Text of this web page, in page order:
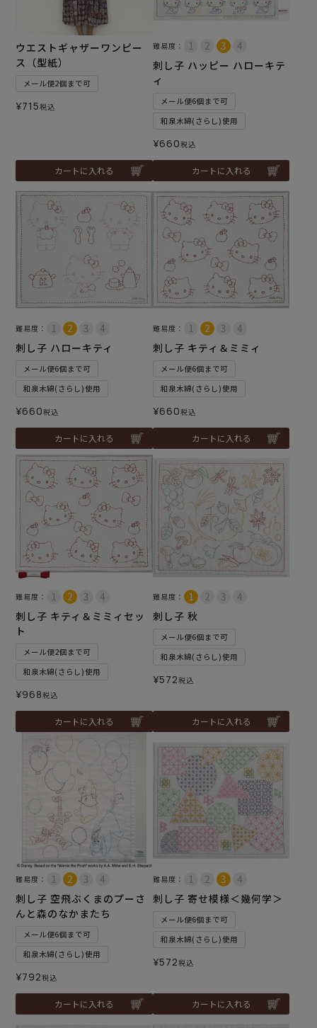
ウエストギャザーワンピー
ス（型紙）
メール便2個まで可
¥715税込
カートに入れる
難易度：
刺し子 ハッピー ハローキテ
ィ
メール便6個まで可
和泉木綿(さらし)使用
¥660税込
カートに入れる
難易度：
刺し子 ハローキティ
メール便6個まで可
和泉木綿(さらし)使用
¥660税込
カートに入れる
難易度：
刺し子 キティ＆ミミィ
メール便6個まで可
和泉木綿(さらし)使用
¥660税込
カートに入れる
難易度：
刺し子 キティ＆ミミィセッ
ト
メール便2個まで可
和泉木綿(さらし)使用
¥968税込
カートに入れる
難易度：
刺し子 秋
メール便6個まで可
和泉木綿(さらし)使用
¥572税込
カートに入れる
難易度：
刺し子 空飛ぶくまのプーさ
んと森のなかまたち
メール便6個まで可
和泉木綿(さらし)使用
¥792税込
カートに入れる
難易度：
刺し子 寄せ模様＜幾何学＞
メール便6個まで可
和泉木綿(さらし)使用
¥572税込
カートに入れる